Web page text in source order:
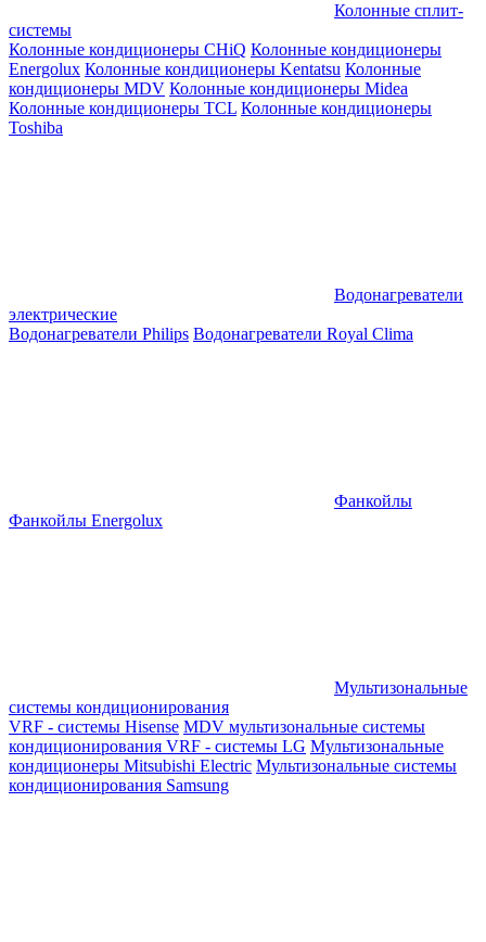
Колонные сплит-
системы
Колонные кондиционеры CHiQ Колонные кондиционеры
Energolux Колонные кондиционеры Kentatsu Колонные
кондиционеры MDV Колонные кондиционеры Midea
Колонные кондиционеры TCL Колонные кондиционеры
Toshiba
Водонагреватели
электрические
Водонагреватели Philips Водонагреватели Royal Clima
Фанкойлы
Фанкойлы Energolux
Мультизональные
системы кондиционирования
VRF - системы Hisense MDV мультизональные системы
кондиционирования VRF - системы LG Мультизональные
кондиционеры Mitsubishi Electric Мультизональные системы
кондиционирования Samsung